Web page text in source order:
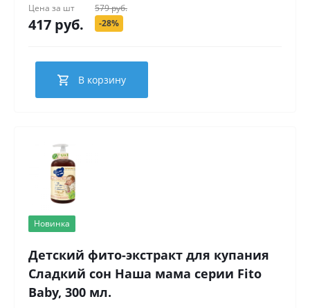
Цена за шт
417 руб.
579 руб.
-28%
В корзину
Новинка
Детский фито-экстракт для купания
Сладкий сон Наша мама серии Fito
Baby, 300 мл.